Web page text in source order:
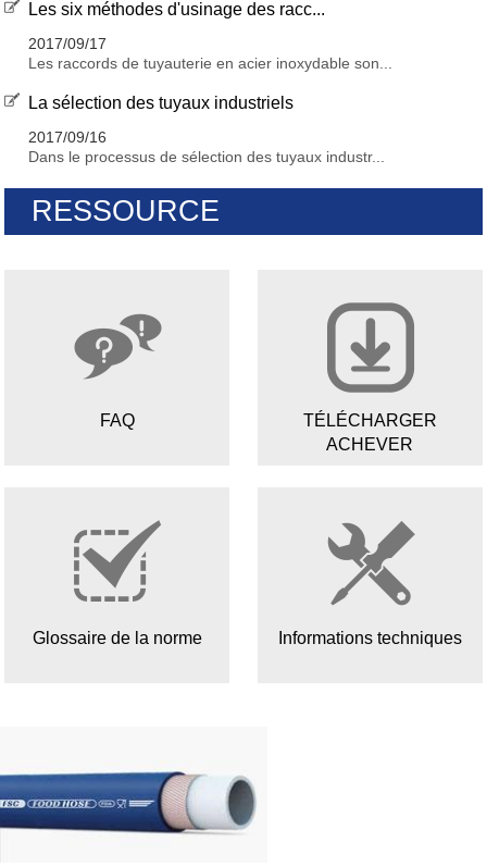
Les six méthodes d'usinage des racc...
2017/09/17
Les raccords de tuyauterie en acier inoxydable son...
La sélection des tuyaux industriels
2017/09/16
Dans le processus de sélection des tuyaux industr...
RESSOURCE
FAQ
TÉLÉCHARGER
ACHEVER
Glossaire de la norme Informations techniques